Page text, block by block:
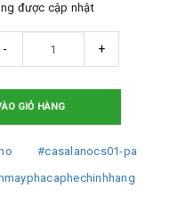
được cập nhật
- +
GIỎ HÀNG
#casalanocs01-pa